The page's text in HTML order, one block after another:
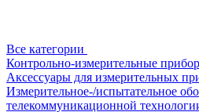
Все категории
Контрольно-измерительные
Аксессуары для измерительных
Измерительное-/испытательное
телекоммуникационной